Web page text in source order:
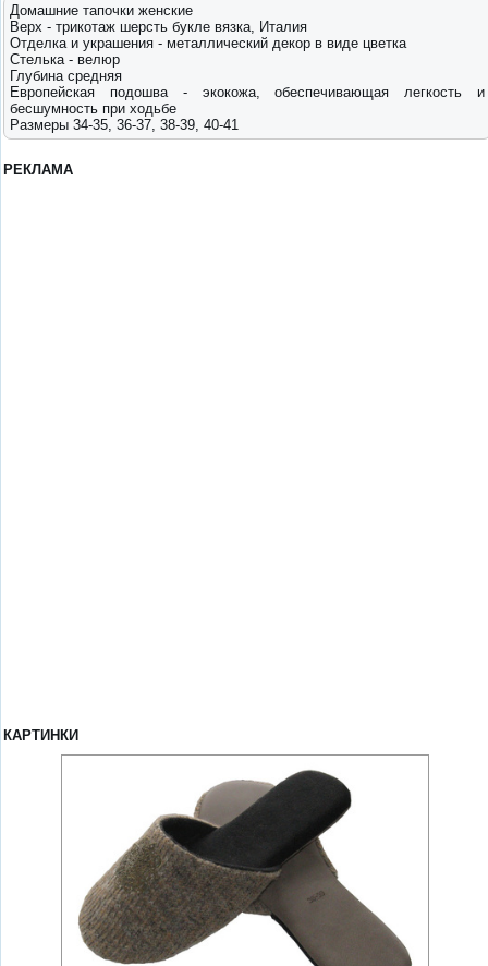
Домашние тапочки женские
Верх - трикотаж шерсть букле вязка, Италия
Отделка и украшения - металлический декор в виде цветка
Стелька - велюр
Глубина средняя
Европейская подошва - экокожа, обеспечивающая легкость и
бесшумность при ходьбе
Размеры 34-35, 36-37, 38-39, 40-41
РЕКЛАМА
КАРТИНКИ